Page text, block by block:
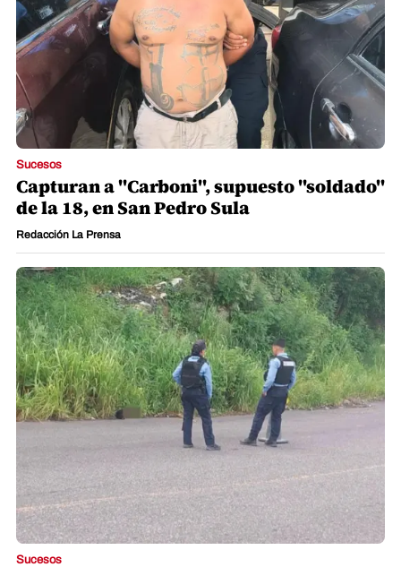
Sucesos
Capturan a "Carboni", supuesto "soldado"
de la 18, en San Pedro Sula
Redacción La Prensa
Sucesos